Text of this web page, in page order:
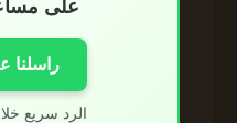
على
راسلنا
الرد سريع